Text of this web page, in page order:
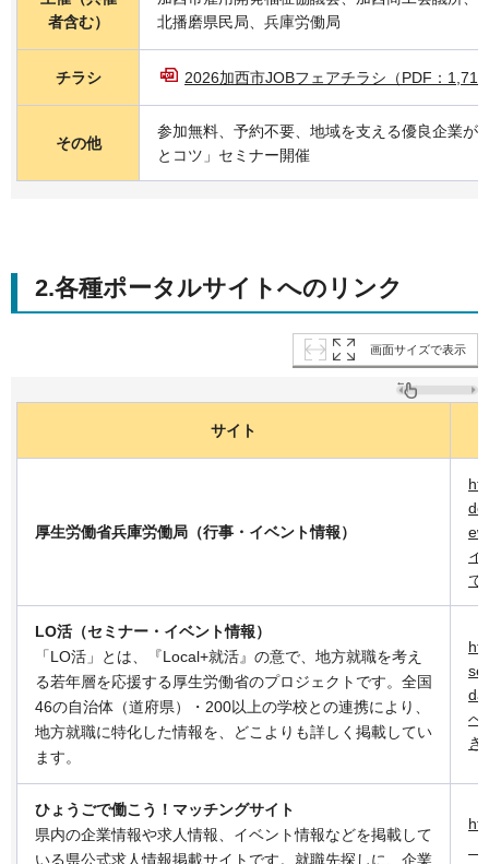
者含む）
北播磨県民局、兵庫労働局
チラシ 2026加西市JOBフェアチラシ（PDF：
その他
参加無料、予約不要、地域を支える優良企業が
とコツ」セミナー開催
2.各種ポータルサイトへのリンク
画面サイズで表示
サイト
厚生労働省兵庫労働局（行事・イベント情報）
イ
で
LO活（セミナー・イベント情報）
「LO活」とは、『Local+就活』の意で、地方就職を考え
る若年層を応援する厚生労働省のプロジェクトです。全国
46の自治体（道府県）・200以上の学校との連携により、
地方就職に特化した情報を、どこよりも詳しく掲載してい
ます。
へ
き
ひょうごで働こう！マッチングサイト
県内の企業情報や求人情報、イベント情報などを掲載して
いる県公式求人情報掲載サイトです。就職先探しに、企業